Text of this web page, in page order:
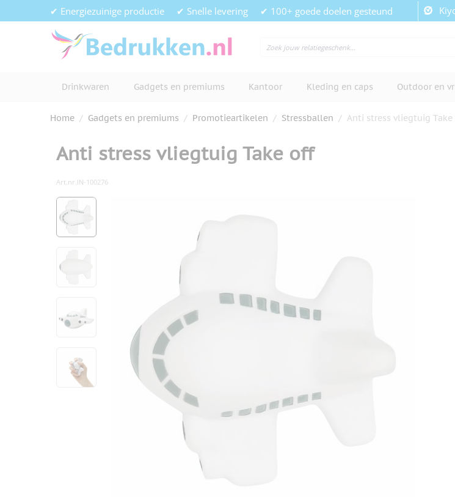
Ga naar de inhoud✔ Energiezuinige productie ✔ Snelle levering ✔ 100+ goede doelen gesteund
Drinkwaren Gadgets en premiums Kantoor Kleding en caps Outdoor en
Home / Gadgets en premiums / Promotieartikelen / Stressballen / Anti stress vliegtuig
Anti stress vliegtuig Take off
Art.nr.IN-100276
View larger image